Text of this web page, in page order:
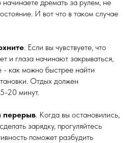
начинаете дремать за рулем, не
И вот что в таком случае
. Если вы чувствуете, что
и глаза начинают закрываться,
как можно быстрее найти
Отдых должен
20 минут.
перерыв. Когда вы остановились,
зарядку, прогуляйтесь
поможет разбудить